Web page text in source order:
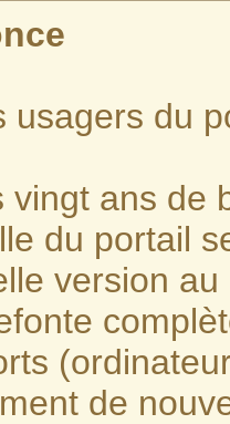
usagers du
vingt ans de
du portail
version au
de